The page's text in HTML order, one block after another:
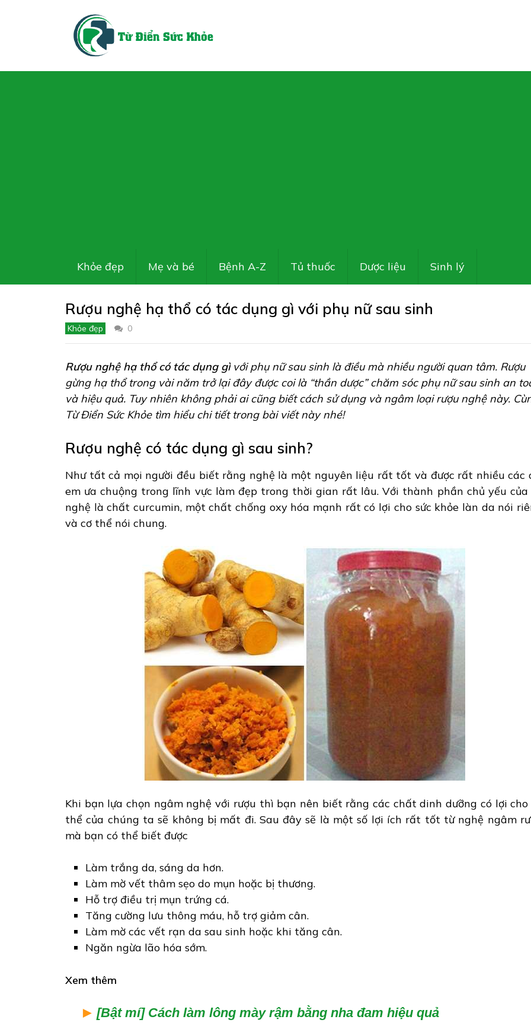
Khỏe đẹp Mẹ và bé Bệnh A-Z Tủ thuốc Dược liệu Sinh lý
Rượu nghệ hạ thổ có tác dụng gì với phụ nữ sau sinh
Khỏe đẹp 0
Rượu nghệ hạ thổ có tác dụng gìvới phụ nữ sau sinh là điều mà nhiều người quan tâm. Rượu
gừng hạ thổ trong vài năm trở lại đây được coi là “thần dược” chăm sóc phụ nữ sau sinh an
và hiệu quả. Tuy nhiên không phải ai cũng biết cách sử dụng và ngâm loại rượu nghệ này.
Từ Điển Sức Khỏe tìm hiểu chi tiết trong bài viết này nhé!
Rượu nghệ có tác dụng gì sau sinh?
Như tất cả mọi người đều biết rằng nghệ là một nguyên liệu rất tốt và được rất nhiều các
em ưa chuộng trong lĩnh vực làm đẹp trong thời gian rất lâu. Với thành phần chủ yếu của
nghệ là chất curcumin, một chất chống oxy hóa mạnh rất có lợi cho sức khỏe làn da nói
và cơ thể nói chung.
Khi bạn lựa chọn ngâm nghệ với rượu thì bạn nên biết rằng các chất dinh dưỡng có lợi cho
thể của chúng ta sẽ không bị mất đi. Sau đây sẽ là một số lợi ích rất tốt từ nghệ ngâm
mà bạn có thể biết được
Làm trắng da, sáng da hơn.
Làm mờ vết thâm sẹo do mụn hoặc bị thương.
Hỗ trợ điều trị mụn trứng cá.
Tăng cường lưu thông máu, hỗ trợ giảm cân.
Làm mờ các vết rạn da sau sinh hoặc khi tăng cân.
Ngăn ngừa lão hóa sớm.
Xem thêm
[Bật mí] Cách làm lông mày rậm bằng nha đam hiệu quả